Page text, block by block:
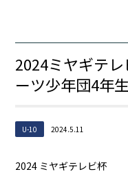
2024ミヤギテ
ーツ少年団4年
U-10 2024.5.11
2024 ミヤギテレビ杯